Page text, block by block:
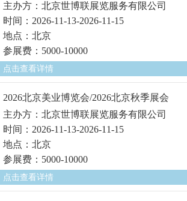
主办方：北京世博联展览服务有限公司
时间：2026-11-13-2026-11-15
地点：北京
参展费：5000-10000
点击查看详情
2026北京美业博览会/2026北京秋季展会
主办方：北京世博联展览服务有限公司
时间：2026-11-13-2026-11-15
地点：北京
参展费：5000-10000
点击查看详情